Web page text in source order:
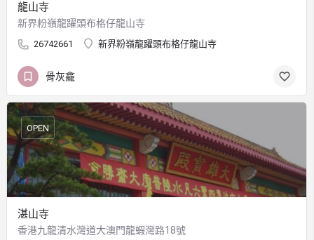
龍山寺
新界粉嶺龍躍頭布格仔龍山寺
26742661 新界粉嶺龍躍頭布格仔龍山寺
骨灰龕
湛山寺
香港九龍清水灣道大澳門龍蝦灣路18號
OPEN